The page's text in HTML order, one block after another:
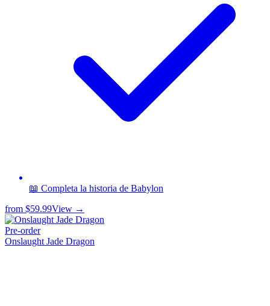
📖 Completa la historia de Babylon
from $59.99View →
Pre-order
Onslaught Jade Dragon